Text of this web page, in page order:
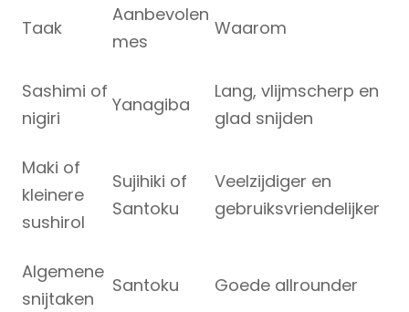
Taak
Aanbevolen
mes
Waarom
Sashimi of
nigiri
Yanagiba
Lang, vlijmscherp en
glad snijden
Maki of
kleinere
sushirol
Sujihiki of
Santoku
Veelzijdiger en
gebruiksvriendelijker
Algemene
snijtaken
Santoku Goede allrounder